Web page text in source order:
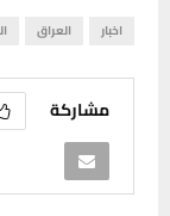
اخبار العراق
مشاركة